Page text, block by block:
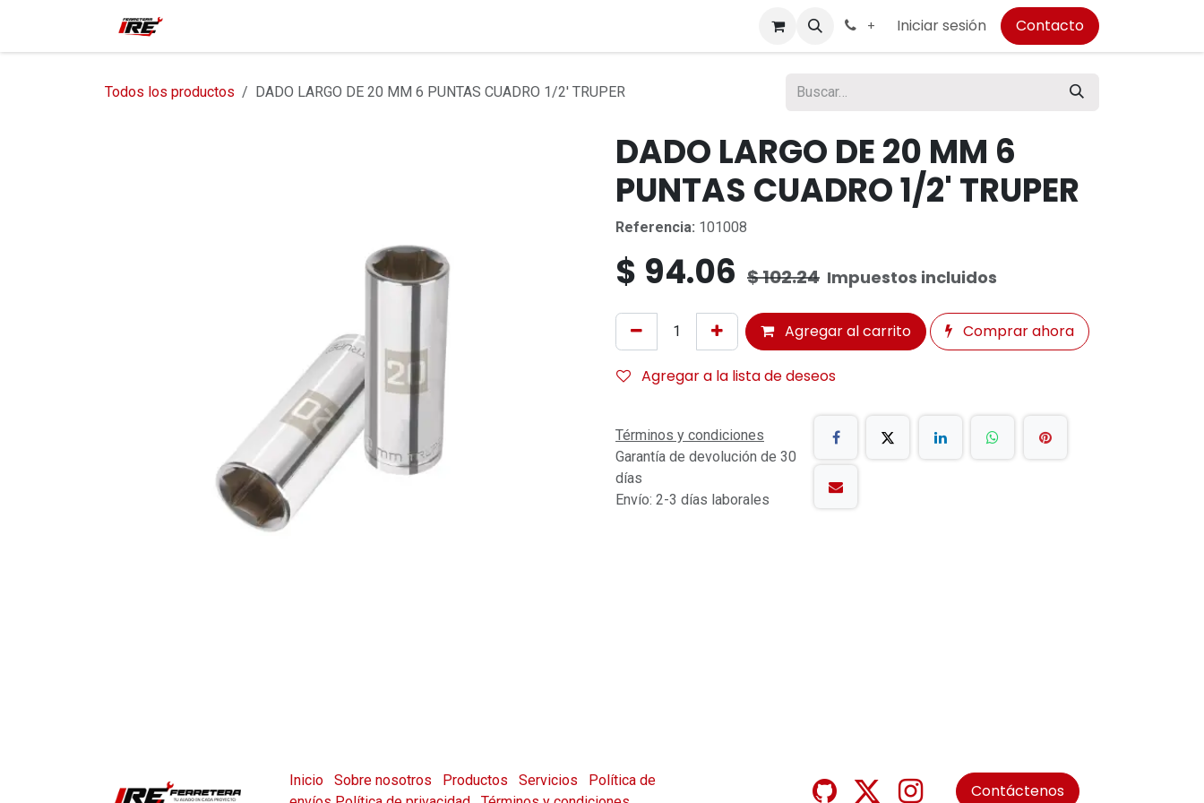
+ Iniciar sesión Contacto
Todos los productos DADO LARGO DE 20 MM 6 PUNTAS CUADRO 1/2' TRUPER
DADO LARGO DE 20 MM 6
PUNTAS CUADRO 1/2' TRUPER
Referencia: 101008
$ 94.06 $102.24 Impuestos incluidos
Agregar al carrito Comprar ahora
Agregar a la lista de deseos
Términos y condiciones
Garantía de devolución de 30
días
Envío: 2-3 días laborales
Inicio Sobre nosotros Productos Servicios
Política de
Contáctenos